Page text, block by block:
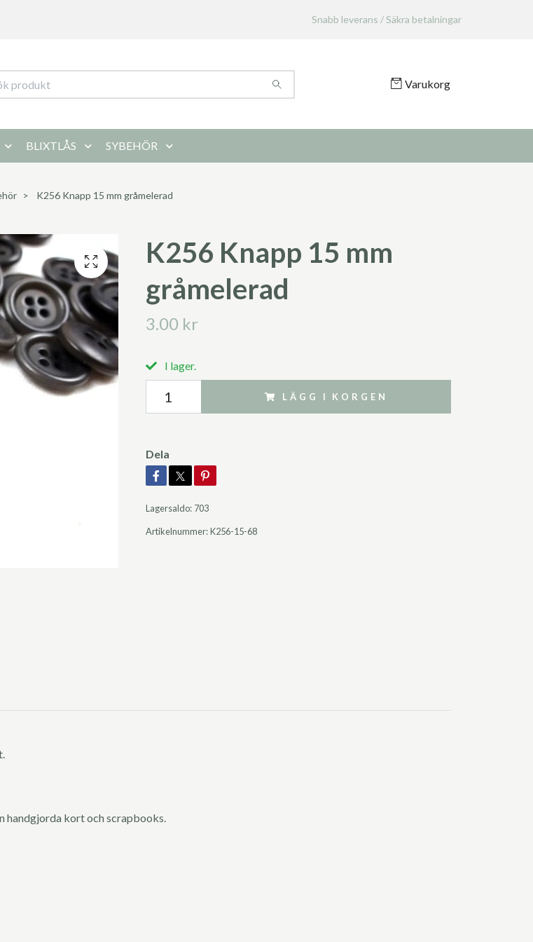
Snabb leverans / Säkra betalningar
Varukorg
BLIXTLÅS SYBEHÖR
K256 Knapp 15 mm gråmelerad
K256 Knapp 15 mm
gråmelerad
3.00 kr
I lager.
LÄGG I KORGEN
Dela
Lagersaldo: 703
Artikelnummer:K256-15-68
handgjorda kort och scrapbooks.